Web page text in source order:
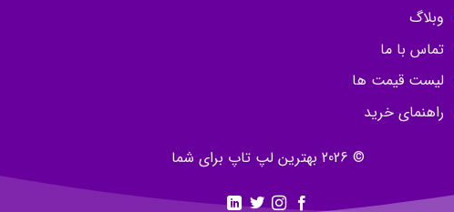
وبلاگ
تماس با ما
لیست قیمت ها
راهنمای خرید
© 2026 بهترین لپ تاپ برای شما